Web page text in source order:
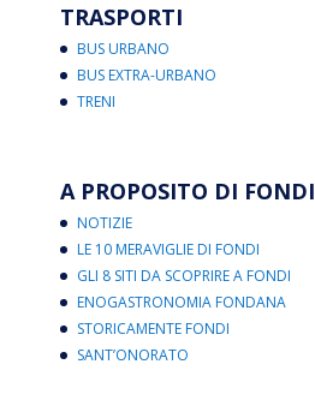
TRASPORTI
BUS URBANO
BUS EXTRA-URBANO
TRENI
A PROPOSITO DI FONDI
NOTIZIE
LE 10 MERAVIGLIE DI FONDI
GLI 8 SITI DA SCOPRIRE A FONDI
ENOGASTRONOMIA FONDANA
STORICAMENTE FONDI
SANT’ONORATO